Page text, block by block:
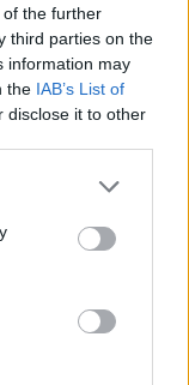
the further
third parties on the
information may
the IAB’s List of
disclose it to other
Personalidad